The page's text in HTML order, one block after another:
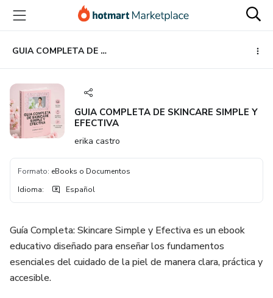
principal
página
de
página
GUIA COMPLETA DE SKINCARE SIMPLE Y EFECTIVA
GUIA COMPLETA DE SKINCARE SIMPLE Y
EFECTIVA
erika castro
Formato: eBooks o Documentos
Idioma: Español
Guía Completa: Skincare Simple y Efectiva es un ebook
educativo diseñado para enseñar los fundamentos
esenciales del cuidado de la piel de manera clara, práctica y
accesible.